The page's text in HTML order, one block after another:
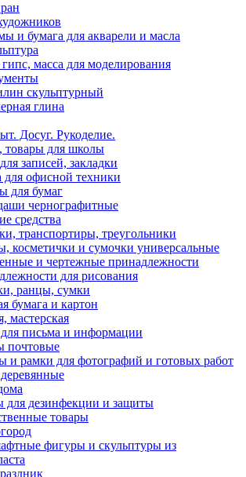
и бумага для акварели и масла
масса для моделирования
скульптурный
глина
Досуг. Рукоделие.
товары для школы
записей, закладки
для офисной техники
для бумаг
чернографитные
средства
транспортиры, треугольники
косметички и сумочки универсальные
и чертежные принадлежности
для рисования
ранцы, сумки
бумага и картон
мастерская
письма и информации
почтовые
и рамки для фотографий и готовых работ
для дезинфекции и защиты
товары
фигуры и скульптуры из